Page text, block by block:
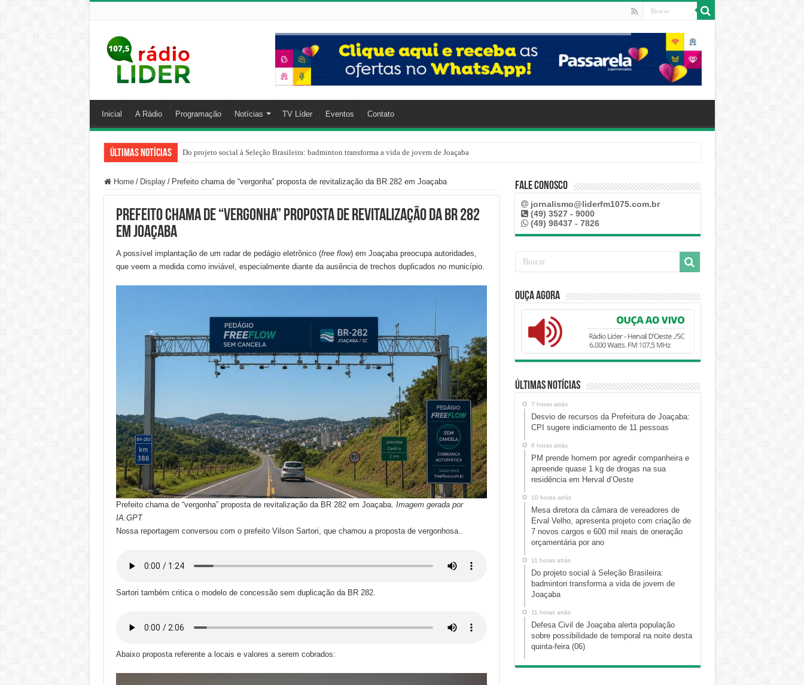
Inicial A Rádio Programação Notícias TV Líder Eventos Contato
Últimas Notícias Do projeto social à Seleção Brasileira: badminton transforma a vida de jovem de Joaçaba
Home / Display / Prefeito chama de “vergonha” proposta de revitalização da BR 282 em Joaçaba
Prefeito chama de “vergonha” proposta de revitalização da BR 282
em Joaçaba
A possível implantação de um radar de pedágio eletrônico (free flow) em Joaçaba preocupa autoridades,
que veem a medida como inviável, especialmente diante da ausência de trechos duplicados no município.
Prefeito chama de “vergonha” proposta de revitalização da BR 282 em Joaçaba. Imagem gerada por
IA.GPT
Nossa reportagem conversou com o prefeito Vilson Sartori, que chamou a proposta de vergonhosa..
Sartori também critica o modelo de concessão sem duplicação da BR 282.
Abaixo proposta referente a locais e valores a serem cobrados:
Fale Conosco
jornalismo@liderfm1075.com.br
(49) 3527 - 9000
(49) 98437 - 7826
Ouça Agora
Últimas Notícias
7 horas atrás
Desvio de recursos da Prefeitura de Joaçaba:
CPI sugere indiciamento de 11 pessoas
8 horas atrás
PM prende homem por agredir companheira e
apreende quase 1 kg de drogas na sua
residência em Herval d’Oeste
10 horas atrás
Mesa diretora da câmara de vereadores de
Erval Velho, apresenta projeto com criação de
7 novos cargos e 600 mil reais de oneração
orçamentária por ano
11 horas atrás
Do projeto social à Seleção Brasileira:
badminton transforma a vida de jovem de
Joaçaba
11 horas atrás
Defesa Civil de Joaçaba alerta população
sobre possibilidade de temporal na noite desta
quinta-feira (06)